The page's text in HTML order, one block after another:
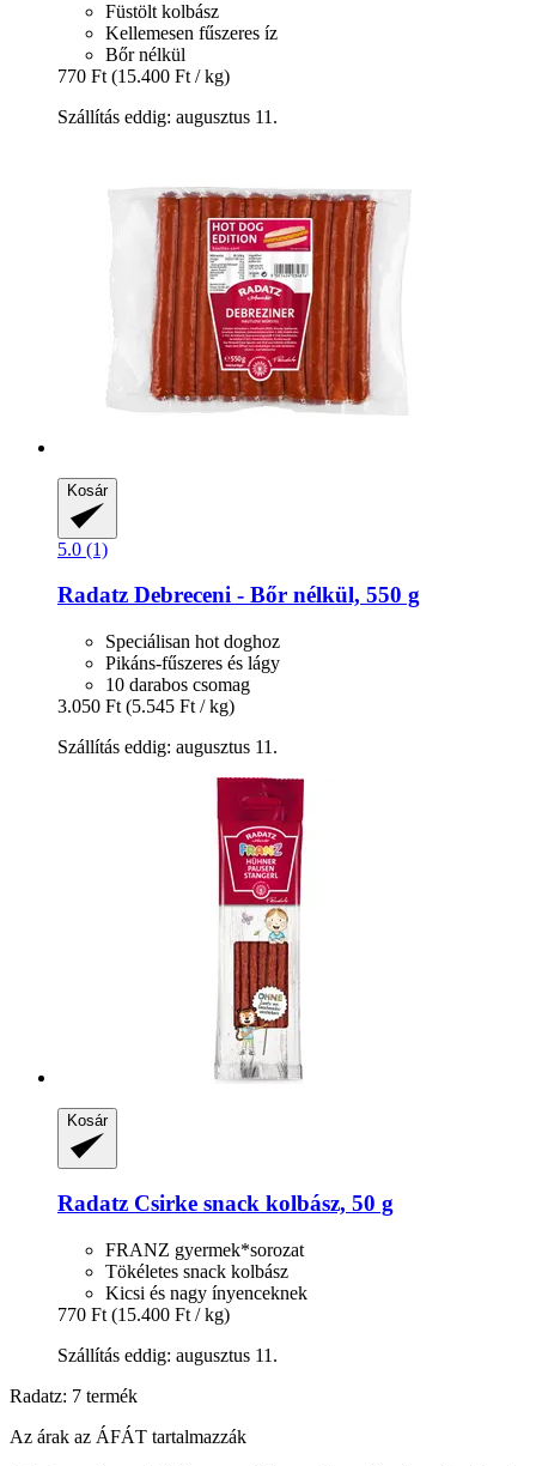
Füstölt kolbász
Kellemesen fűszeres íz
Bőr nélkül
770 Ft (15.400 Ft / kg)
Szállítás eddig: augusztus 11.
Kosár
5.0 (1)
Radatz Debreceni -​ Bőr nélkül, 550 g
Speciálisan hot doghoz
Pikáns-fűszeres és lágy
10 darabos csomag
3.050 Ft (5.545 Ft / kg)
Szállítás eddig: augusztus 11.
Kosár
Radatz Csirke snack kolbász, 50 g
FRANZ gyermek*sorozat
Tökéletes snack kolbász
Kicsi és nagy ínyenceknek
770 Ft (15.400 Ft / kg)
Szállítás eddig: augusztus 11.
Radatz: 7 termék
Az árak az ÁFÁT tartalmazzák